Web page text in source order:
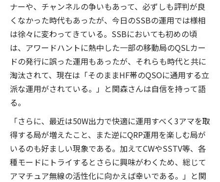
ナーや、チャンネルの争いもあって、必ずしも評判が良
くなかった時代もあったが、今日のSSBの運用では様相
は徐々に変わってきている。SSBにおいても初めの頃
は、アワードハントに熱中した一部の移動局のQSLカー
ドの発行に誤った運用もあったが、それらも時代と共に
淘汰されて、現在は「そのままHF帯のQSOに通用する立
派な運用がされている。」と関森さんは自信を持って語
る。
「さらに、最近は50W出力で快適に運用すべく3アマを取
得する局が増えたこと、また逆にQRP運用を楽しむ局が
いるのも好ましい現象である。加えてCWやSSTV等、各
種モードにトライするとさらに興味がわくため、総じて
アマチュア無線の活性化に向かえば幸いである。」と関